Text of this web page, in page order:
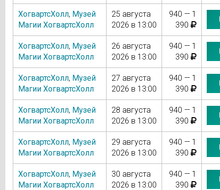
ХогвартсХолл, Музей
Магии ХогвартсХолл
25 августа
2026 в 13:00
940 — 1
390
ХогвартсХолл, Музей
Магии ХогвартсХолл
26 августа
2026 в 13:00
940 — 1
390
ХогвартсХолл, Музей
Магии ХогвартсХолл
27 августа
2026 в 13:00
940 — 1
390
ХогвартсХолл, Музей
Магии ХогвартсХолл
28 августа
2026 в 13:00
940 — 1
390
ХогвартсХолл, Музей
Магии ХогвартсХолл
29 августа
2026 в 13:00
940 — 1
390
ХогвартсХолл, Музей
Магии ХогвартсХолл
30 августа
2026 в 13:00
940 — 1
390